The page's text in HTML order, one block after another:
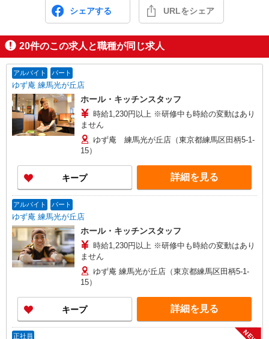
シェアする URLをシェア
20件のこの求人と職種が同じ求人
アルバイト パート
ゆず庵 練馬光が丘店
ホール・キッチンスタッフ
時給1,230円以上 ※研修中も時給の変動はあり
ません
ゆず庵 練馬光が丘店（東京都練馬区田柄5-1-
15）
キープ 詳細を見る
アルバイト パート
ゆず庵 練馬光が丘店
ホール・キッチンスタッフ
時給1,230円以上 ※研修中も時給の変動はあり
ません
ゆず庵 練馬光が丘店（東京都練馬区田柄5-1-
15）
キープ 詳細を見る
正社員